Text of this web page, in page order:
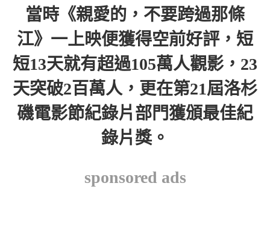
當時《親愛的，不要跨過那條
江》一上映便獲得空前好評，短
短13天就有超過105萬人觀影，23
天突破2百萬人，更在第21屆洛杉
磯電影節紀錄片部門獲頒最佳紀
錄片獎。
sponsored ads